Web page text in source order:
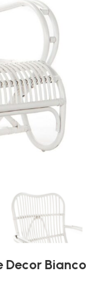
Decor Bianco